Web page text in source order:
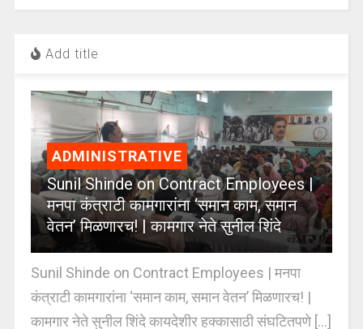
Add title
ADMINISTRATIVE
Sunil Shinde on Contract Employees |
मनपा कंत्राटी कामगारांना ‘समान काम, समान
वेतन’ मिळणारच! | कामगार नेते सुनील शिंदे
Sunil Shinde on Contract Employees | मनपा
कंत्राटी कामगारांना ‘समान काम, समान वेतन’ मिळणारच! |
कामगार नेते सुनील शिंदे कायदेशीर हक्कासाठी संघटितपणे [...]